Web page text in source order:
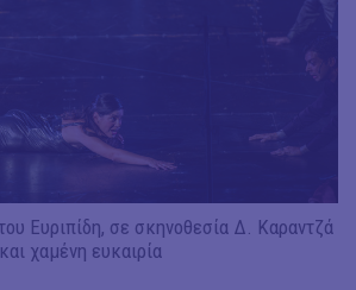
Ευριπίδη, σε σκηνοθεσία Δ. Καραντζά
χαμένη ευκαιρία